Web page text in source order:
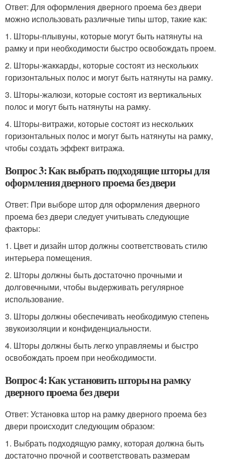
Ответ: Для оформления дверного проема без двери
можно использовать различные типы штор, такие как:
1. Шторы-плывуны, которые могут быть натянуты на
рамку и при необходимости быстро освобождать проем.
2. Шторы-жаккарды, которые состоят из нескольких
горизонтальных полос и могут быть натянуты на рамку.
3. Шторы-жалюзи, которые состоят из вертикальных
полос и могут быть натянуты на рамку.
4. Шторы-витражи, которые состоят из нескольких
горизонтальных полос и могут быть натянуты на рамку,
чтобы создать эффект витража.
Вопрос 3: Как выбрать подходящие шторы для
оформления дверного проема без двери
Ответ: При выборе штор для оформления дверного
проема без двери следует учитывать следующие
факторы:
1. Цвет и дизайн штор должны соответствовать стилю
интерьера помещения.
2. Шторы должны быть достаточно прочными и
долговечными, чтобы выдерживать регулярное
использование.
3. Шторы должны обеспечивать необходимую степень
звукоизоляции и конфиденциальности.
4. Шторы должны быть легко управляемы и быстро
освобождать проем при необходимости.
Вопрос 4: Как установить шторы на рамку
дверного проема без двери
Ответ: Установка штор на рамку дверного проема без
двери происходит следующим образом:
1. Выбрать подходящую рамку, которая должна быть
достаточно прочной и соответствовать размерам